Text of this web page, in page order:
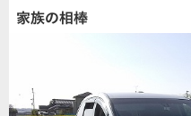
家族の相棒